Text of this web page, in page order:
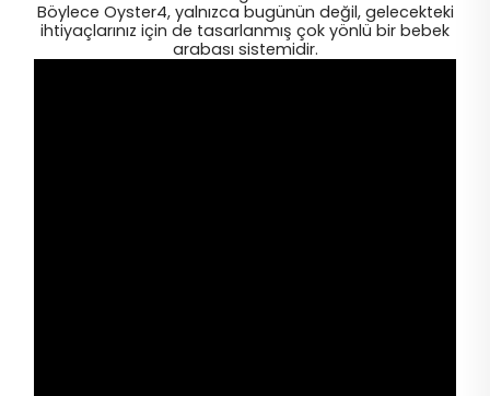
Böylece Oyster4, yalnızca bugünün değil, gelecekteki
ihtiyaçlarınız için de tasarlanmış çok yönlü bir bebek
arabası sistemidir.